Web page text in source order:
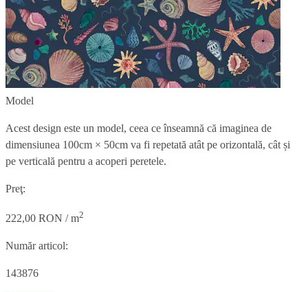
Model
Acest design este un model, ceea ce înseamnă că imaginea de
dimensiunea 100cm × 50cm va fi repetată atât pe orizontală, cât și
pe verticală pentru a acoperi peretele.
Preţ:
222,00 RON / m2
Număr articol:
143876